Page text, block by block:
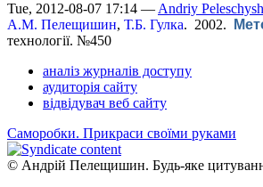
Tue, 2012-08-07 17:14 — Andriy
А.М. Пелещишин, Т.Б. Гулка. 2002.
технології. №450
аналіз журналів доступу
аудиторія сайту
відвідувач веб сайту
Саморобки. Прикраси своїми руками
© Андрій Пелещишин. Будь-яке цитування